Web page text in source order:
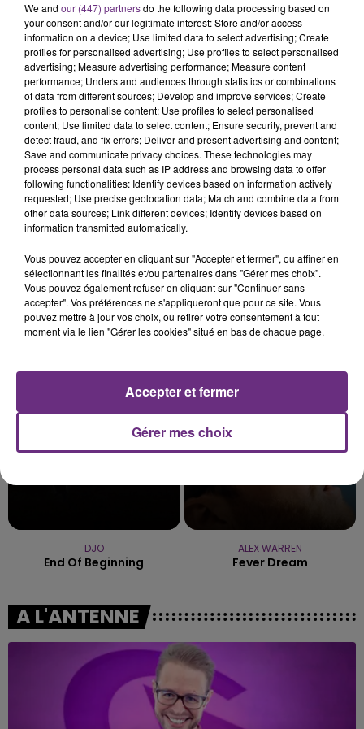
VENEZ FÊTER CE WEEK-END
L'ANNIVERSAIRE DE WOINIC
Ce samedi 8 août sera un grand jour :
l'anniversaire du plus gros sanglier du monde.
Une fête est donc organisée et vous êtes tous
conviés !
TITRES DIFFUSÉS
5h40
5h40
COLDPLAY
5h38
5h38
MANON LISA
DJO
End Of Beginning
ALEX WARREN
Fever Dream
A L'ANTENNE
We and our (447) partnersdo the following data processing based on
your consent and/or our legitimate interest: Store and/or access
information on a device; Use limited data to select advertising; Create
profiles for personalised advertising; Use profiles to select personalised
advertising; Measure advertising performance; Measure content
performance; Understand audiences through statistics or combinations
of data from different sources; Develop and improve services; Create
profiles to personalise content; Use profiles to select personalised
content; Use limited data to select content; Ensure security, prevent and
detect fraud, and fix errors; Deliver and present advertising and content;
Save and communicate privacy choices. These technologies may
process personal data such as IP address and browsing data to offer
following functionalities: Identify devices based on information actively
requested; Use precise geolocation data; Match and combine data from
other data sources; Link different devices; Identify devices based on
information transmitted automatically.
Vous pouvez accepter en cliquant sur "Accepter et fermer", ou affiner en
sélectionnant les finalités et/ou partenaires dans "Gérer mes choix".
Vous pouvez également refuser en cliquant sur "Continuer sans
accepter". Vos préférences ne s'appliqueront que pour ce site. Vous
pouvez mettre à jour vos choix, ou retirer votre consentement à tout
moment via le lien "Gérer les cookies" situé en bas de chaque page.
Gérer mes choix
Accepter et fermer